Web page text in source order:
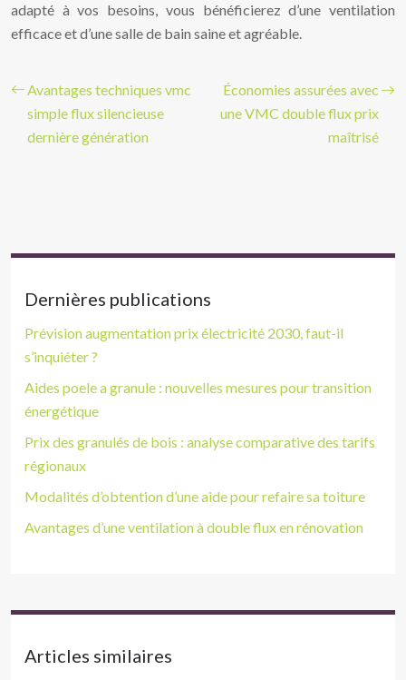
adapté à vos besoins, vous bénéficierez d’une ventilation
efficace et d’une salle de bain saine et agréable.
Avantages techniques vmc
simple flux silencieuse
dernière génération
Économies assurées avec
une VMC double flux prix
maîtrisé
Dernières publications
Prévision augmentation prix électricité 2030, faut-il
s’inquiéter ?
Aides poele a granule : nouvelles mesures pour transition
énergétique
Prix des granulés de bois : analyse comparative des tarifs
régionaux
Modalités d’obtention d’une aide pour refaire sa toiture
Avantages d’une ventilation à double flux en rénovation
Articles similaires